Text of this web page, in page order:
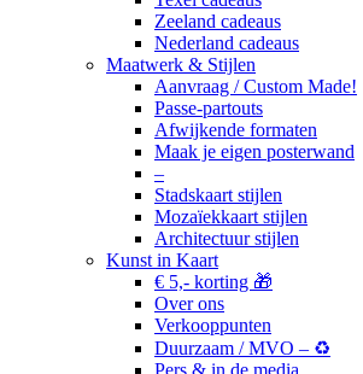
Zeeland cadeaus
Nederland cadeaus
Maatwerk & Stijlen
Aanvraag / Custom Made!
Passe-partouts
Afwijkende formaten
Maak je eigen posterwand
–
Stadskaart stijlen
Mozaïekkaart stijlen
Architectuur stijlen
Kunst in Kaart
€ 5,- korting 🎁
Over ons
Verkooppunten
Duurzaam / MVO – ♻️
Pers & in de media